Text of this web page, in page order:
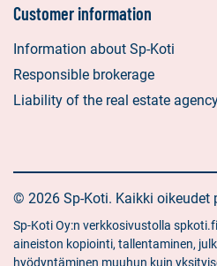
Customer information
Information about Sp-Koti
Responsible brokerage
Liability of the real estate
© 2026 Sp-Koti. Kaikki oikeudet
Sp-Koti Oy:n verkkosivustolla
aineiston kopiointi, tallentaminen,
hyödyntäminen muuhun kuin